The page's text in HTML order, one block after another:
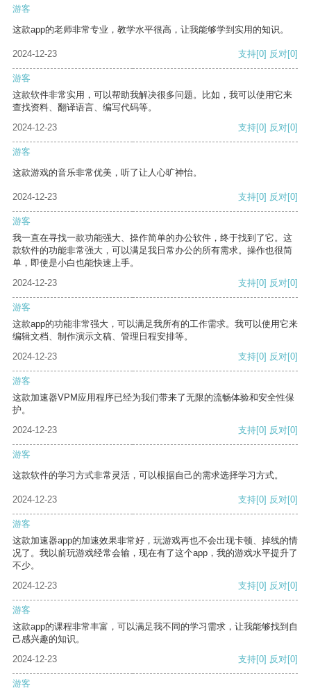
游客
这款app的老师非常专业，教学水平很高，让我能够学到实用的知识。
2024-12-23 支持[0] 反对[0]
游客
这款软件非常实用，可以帮助我解决很多问题。比如，我可以使用它来
查找资料、翻译语言、编写代码等。
2024-12-23
支持[0] 反对[0]
游客
这款游戏的音乐非常优美，听了让人心旷神怡。
2024-12-23 支持[0] 反对[0]
游客
我一直在寻找一款功能强大、操作简单的办公软件，终于找到了它。这
款软件的功能非常强大，可以满足我日常办公的所有需求。操作也很简
单，即使是小白也能快速上手。
2024-12-23
支持[0] 反对[0]
游客
这款app的功能非常强大，可以满足我所有的工作需求。我可以使用它来
编辑文档、制作演示文稿、管理日程安排等。
2024-12-23
支持[0] 反对[0]
游客
这款加速器VPM应用程序已经为我们带来了无限的流畅体验和安全性保
护。
2024-12-23
支持[0] 反对[0]
游客
这款软件的学习方式非常灵活，可以根据自己的需求选择学习方式。
2024-12-23 支持[0] 反对[0]
游客
这款加速器app的加速效果非常好，玩游戏再也不会出现卡顿、掉线的情
况了。我以前玩游戏经常会输，现在有了这个app，我的游戏水平提升了
不少。
2024-12-23
支持[0] 反对[0]
游客
这款app的课程非常丰富，可以满足我不同的学习需求，让我能够找到自
己感兴趣的知识。
2024-12-23
支持[0] 反对[0]
游客